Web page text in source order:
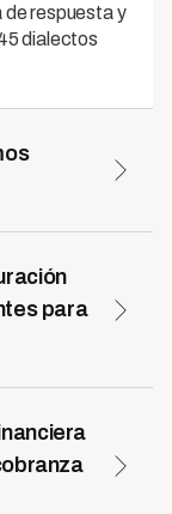
respuesta y
dialectos
ingresos
de
40-55% con
para
a 7-10 años),
pérdida de
de planes y
con